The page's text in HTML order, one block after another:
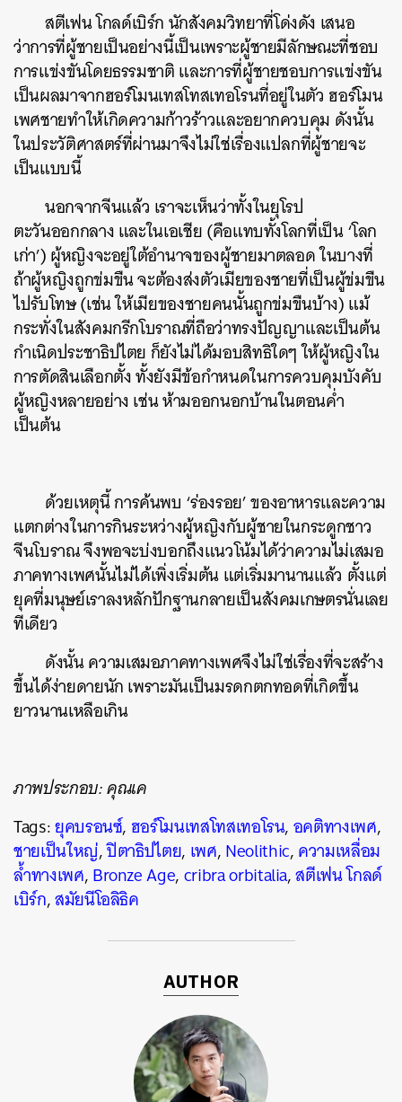
สตีเฟน โกลด์เบิร์ก นักสังคมวิทยาที่โด่งดัง เสนอ
ว่าการที่ผู้ชายเป็นอย่างนี้เป็นเพราะผู้ชายมีลักษณะที่ชอบ
การแข่งขันโดยธรรมชาติ และการที่ผู้ชายชอบการแข่งขัน
เป็นผลมาจากฮอร์โมนเทสโทสเทอโรนที่อยู่ในตัว ฮอร์โมน
เพศชายทำให้เกิดความก้าวร้าวและอยากควบคุม ดังนั้น
ในประวัติศาสตร์ที่ผ่านมาจึงไม่ใช่เรื่องแปลกที่ผู้ชายจะ
เป็นแบบนี้
นอกจากจีนแล้ว เราจะเห็นว่าทั้งในยุโรป
ตะวันออกกลาง และในเอเชีย (คือแทบทั้งโลกที่เป็น ‘โลก
เก่า’) ผู้หญิงจะอยู่ใต้อำนาจของผู้ชายมาตลอด ในบางที่
ถ้าผู้หญิงถูกข่มขืน จะต้องส่งตัวเมียของชายที่เป็นผู้ข่มขืน
ไปรับโทษ (เช่น ให้เมียของชายคนนั้นถูกข่มขืนบ้าง) แม้
กระทั่งในสังคมกรีกโบราณที่ถือว่าทรงปัญญาและเป็นต้น
กำเนิดประชาธิปไตย ก็ยังไม่ได้มอบสิทธิใดๆ ให้ผู้หญิงใน
การตัดสินเลือกตั้ง ทั้งยังมีข้อกำหนดในการควบคุมบังคับ
ผู้หญิงหลายอย่าง เช่น ห้ามออกนอกบ้านในตอนค่ำ
เป็นต้น
ด้วยเหตุนี้ การค้นพบ ‘ร่องรอย’ ของอาหารและความ
แตกต่างในการกินระหว่างผู้หญิงกับผู้ชายในกระดูกชาว
จีนโบราณ จึงพอจะบ่งบอกถึงแนวโน้มได้ว่าความไม่เสมอ
ภาคทางเพศนั้นไม่ได้เพิ่งเริ่มต้น แต่เริ่มมานานแล้ว ตั้งแต่
ยุคที่มนุษย์เราลงหลักปักฐานกลายเป็นสังคมเกษตรนั่นเลย
ทีเดียว
ดังนั้น ความเสมอภาคทางเพศจึงไม่ใช่เรื่องที่จะสร้าง
ขึ้นได้ง่ายดายนัก เพราะมันเป็นมรดกตกทอดที่เกิดขึ้น
ยาวนานเหลือเกิน
ภาพประกอบ: คุณเค
Tags:ยุคบรอนซ์, ฮอร์โมนเทสโทสเทอโรน,อคติทางเพศ,
ชายเป็นใหญ่,ปิตาธิปไตย, เพศ,Neolithic,ความเหลื่อม
ล้ำทางเพศ,Bronze Age,cribra orbitalia,สตีเฟน โกลด์
เบิร์ก,สมัยนีโอลิธิค
AUTHOR